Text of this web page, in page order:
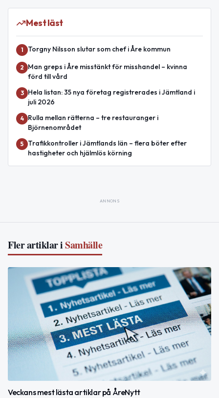
Mest läst
1 Torgny Nilsson slutar som chef i Åre kommun
2
Man greps i Åre misstänkt för misshandel – kvinna
förd till vård
3
Hela listan: 35 nya företag registrerades i Jämtland i
juli 2026
4
Rulla mellan rätterna – tre restauranger i
Björnenområdet
5
Trafikkontroller i Jämtlands län – flera böter efter
hastigheter och hjälmlös körning
ANNONS
Fler artiklar iSamhälle
Veckans mest lästa artiklar på ÅreNytt